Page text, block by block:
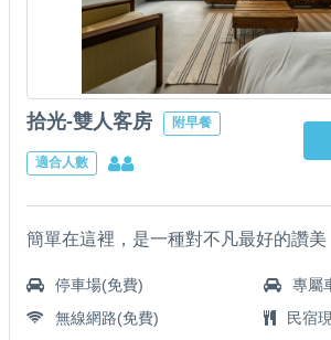
拾光-雙人客房 附早餐
適合人數
簡單在這裡，是一種對不凡最好的讚美
停車場(免費)
專屬
無線網路(免費)
民宿